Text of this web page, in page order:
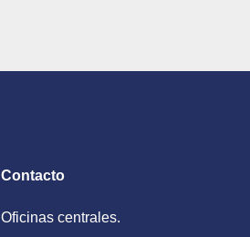
Contacto
Oficinas centrales.